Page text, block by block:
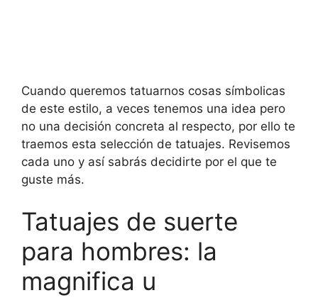
Cuando queremos tatuarnos cosas símbolicas
de este estilo, a veces tenemos una idea pero
no una decisión concreta al respecto, por ello te
traemos esta selección de tatuajes. Revisemos
cada uno y así sabrás decidirte por el que te
guste más.
Tatuajes de suerte
para hombres: la
magnifica u